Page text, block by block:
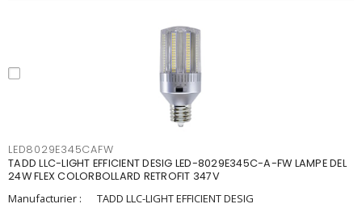
LED8029E345CAFW
TADD LLC-LIGHT EFFICIENT DESIG LED-8029E345C-A-FW LAMPE DEL
24W FLEX COLORBOLLARD RETROFIT 347V
Manufacturier :
TADD LLC-LIGHT EFFICIENT DESIG